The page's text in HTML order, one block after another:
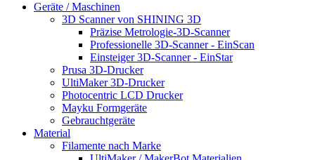
Geräte / Maschinen
3D Scanner von SHINING 3D
Präzise Metrologie-3D-Scanner
Professionelle 3D-Scanner - EinScan
Einsteiger 3D-Scanner - EinStar
Prusa 3D-Drucker
UltiMaker 3D-Drucker
Photocentric LCD Drucker
Mayku Formgeräte
Gebrauchtgeräte
Material
Filamente nach Marke